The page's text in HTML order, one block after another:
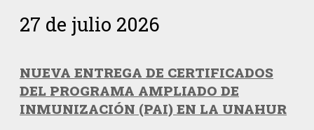
27 de julio 2026
NUEVA ENTREGA DE CERTIFICADOS
DEL PROGRAMA AMPLIADO DE
INMUNIZACIÓN (PAI) EN LA UNAHUR